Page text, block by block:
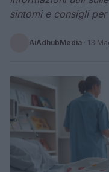
sintomi e consigli per
AiAdhubMedia · 13